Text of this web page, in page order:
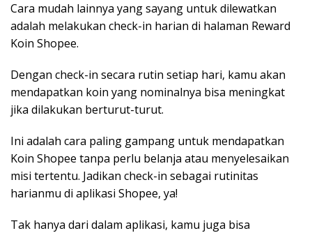
Cara mudah lainnya yang sayang untuk dilewatkan
adalah melakukan check-in harian di halaman Reward
Koin Shopee.
Dengan check-in secara rutin setiap hari, kamu akan
mendapatkan koin yang nominalnya bisa meningkat
jika dilakukan berturut-turut.
Ini adalah cara paling gampang untuk mendapatkan
Koin Shopee tanpa perlu belanja atau menyelesaikan
misi tertentu. Jadikan check-in sebagai rutinitas
harianmu di aplikasi Shopee, ya!
Tak hanya dari dalam aplikasi, kamu juga bisa